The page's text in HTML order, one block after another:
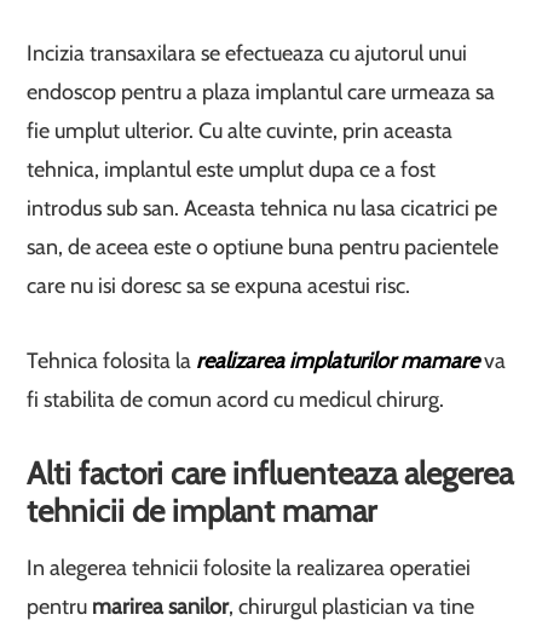
Incizia transaxilara se efectueaza cu ajutorul unui
endoscop pentru a plaza implantul care urmeaza sa
fie umplut ulterior. Cu alte cuvinte, prin aceasta
tehnica, implantul este umplut dupa ce a fost
introdus sub san. Aceasta tehnica nu lasa cicatrici pe
san, de aceea este o optiune buna pentru pacientele
care nu isi doresc sa se expuna acestui risc.
Tehnica folosita la realizarea implaturilor mamareva
fi stabilita de comun acord cu medicul chirurg.
Alti factori care influenteaza alegerea
tehnicii de implant mamar
In alegerea tehnicii folosite la realizarea operatiei
pentru marirea sanilor, chirurgul plastician va tine